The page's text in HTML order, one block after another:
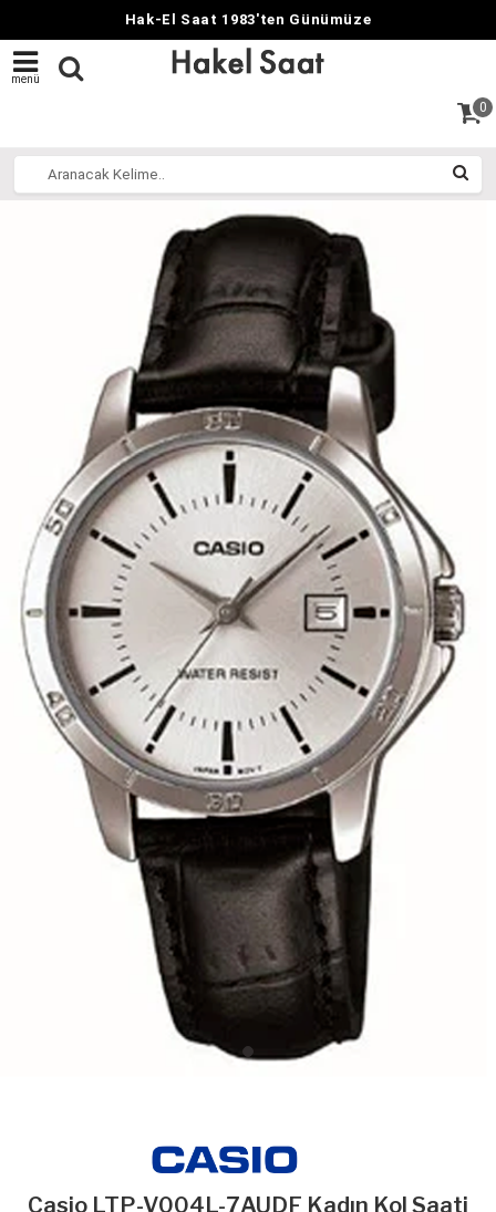
Hak-El Saat 1983'ten Günümüze
menü
0
Casio LTP-V004L-7AUDF Kadın Kol Saati